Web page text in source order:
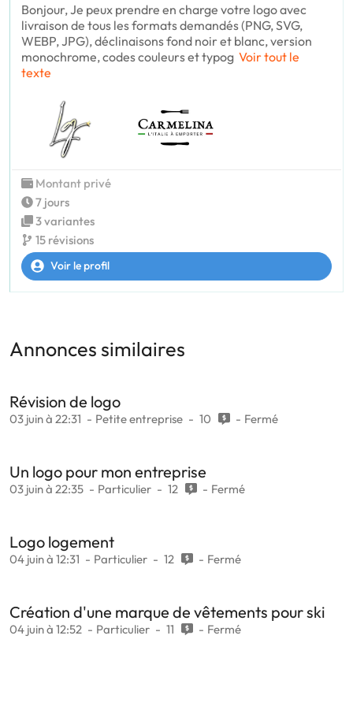
Bonjour, Je peux prendre en charge votre logo avec
livraison de tous les formats demandés (PNG, SVG,
WEBP, JPG), déclinaisons fond noir et blanc, version
monochrome, codes couleurs et typog Voir tout le
texte
Montant privé
7 jours
3 variantes
15 révisions
Voir le profil
Annonces similaires
Révision de logo
03 juin à 22:31 Petite entreprise 10 Fermé
Un logo pour mon entreprise
03 juin à 22:35 Particulier 12 Fermé
Logo logement
04 juin à 12:31 Particulier 12 Fermé
Création d'une marque de vêtements pour ski
04 juin à 12:52 Particulier 11 Fermé